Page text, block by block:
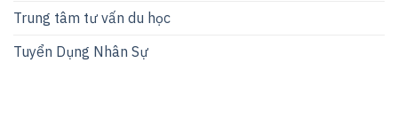
Trung tâm tư vấn du học
Tuyển Dụng Nhân Sự